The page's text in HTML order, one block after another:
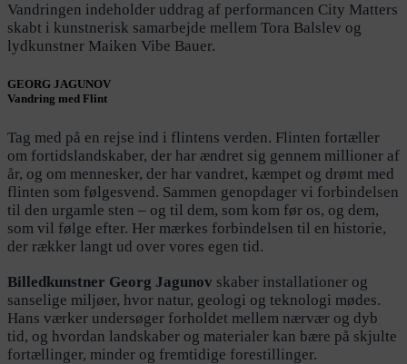
Vandringen indeholder uddrag af performancen City Matters
skabt i kunstnerisk samarbejde mellem Tora Balslev og
lydkunstner Maiken Vibe Bauer.
GEORG JAGUNOV
Vandring med Flint
Tag med på en rejse ind i flintens verden. Flinten fortæller
om fortidslandskaber, der har ændret sig gennem millioner af
år, og om mennesker, der har vandret, kæmpet og drømt med
flinten som følgesvend. Sammen genopdager vi forbindelsen
til den urgamle sten – og til dem, som kom før os, og dem,
som vil følge efter. Her mærkes forbindelsen til en historie,
der rækker langt ud over vores egen tid.
Billedkunstner Georg Jagunov skaber installationer og
sanselige miljøer, hvor natur, geologi og teknologi mødes.
Hans værker undersøger forholdet mellem nærvær og dyb
tid, og hvordan landskaber og materialer kan bære på skjulte
fortællinger, minder og fremtidige forestillinger.